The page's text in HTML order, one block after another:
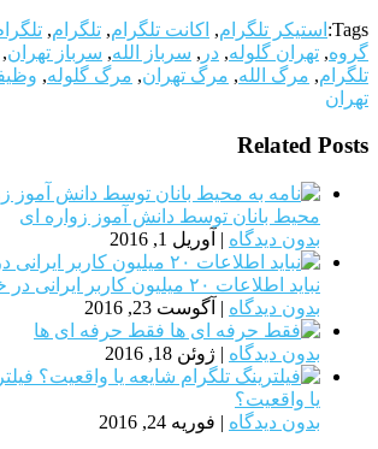
Tags: استیکر تلگرام, اکانت تلگرام, تلگرام,
گروه, تهران گلوله, در , سرباز الله, سرباز تهران,
تلگرام, مرگ الله, مرگ تهران, مرگ گلوله,
تهران
Related Posts
محیط بانان توسط دانش آموز زواره ای
بدون دیدگاه | آوریل 1, 2016
نباید اطلاعات ۲۰ میلیون کاربر ایرانی در خارج ذخیره شود
بدون دیدگاه | آگوست 23, 2016
فقط حرفه ای ها
بدون دیدگاه | ژوئن 18, 2016
یا واقعیت؟
بدون دیدگاه | فوریه 24, 2016